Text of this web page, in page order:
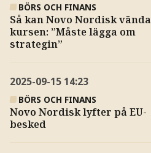
BÖRS OCH FINANS
Så kan Novo Nordisk vända
kursen: ”Måste lägga om
strategin”
2025-09-15 14:23
BÖRS OCH FINANS
Novo Nordisk lyfter på EU-
besked